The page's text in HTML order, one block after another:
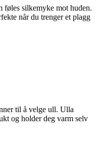
føles silkemyke mot huden.
når du trenger et plagg
til å velge ull. Ulla
og holder deg varm selv